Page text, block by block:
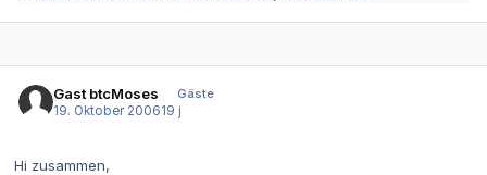
Gast btcMoses
Gäste
19. Oktober 200619 j
Hi zusammen,